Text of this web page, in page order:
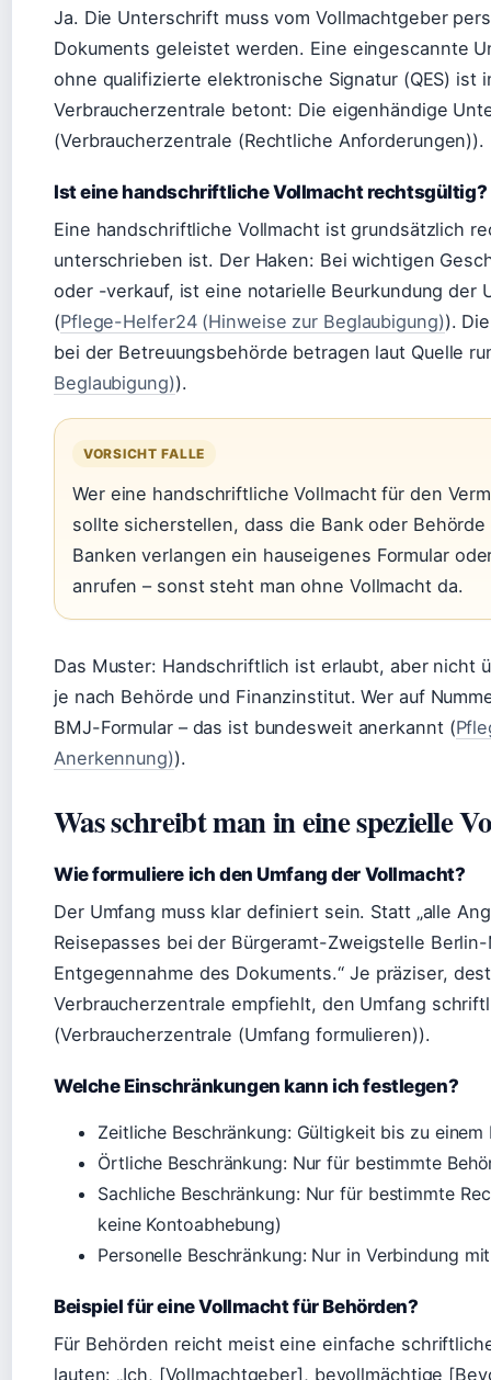
Ja. Die Unterschrift muss vom Vollmachtgeber
Dokuments geleistet werden. Eine eingescannte
ohne qualifizierte elektronische Signatur (QES) ist
Verbraucherzentrale betont: Die eigenhändige
(Verbraucherzentrale (Rechtliche Anforderungen)).
Ist eine handschriftliche Vollmacht rechtsgültig?
Eine handschriftliche Vollmacht ist grundsätzlich
unterschrieben ist. Der Haken: Bei wichtigen
oder -verkauf, ist eine notarielle Beurkundung
(Pflege-Helfer24 (Hinweise zur Beglaubigung)).
bei der Betreuungsbehörde betragen laut Quelle
Beglaubigung)).
VORSICHT FALLE
Wer eine handschriftliche Vollmacht für den
sollte sicherstellen, dass die Bank oder
Banken verlangen ein hauseigenes Formular
anrufen – sonst steht man ohne Vollmacht da.
Das Muster: Handschriftlich ist erlaubt, aber nicht
je nach Behörde und Finanzinstitut. Wer auf
BMJ-Formular – das ist bundesweit anerkannt (
Anerkennung)).
Was schreibt man in eine spezielle
Wie formuliere ich den Umfang der Vollmacht?
Der Umfang muss klar definiert sein. Statt „alle
Reisepasses bei der Bürgeramt-Zweigstelle
Entgegennahme des Dokuments.“ Je präziser,
Verbraucherzentrale empfiehlt, den Umfang
(Verbraucherzentrale (Umfang formulieren)).
Welche Einschränkungen kann ich festlegen?
Zeitliche Beschränkung: Gültigkeit bis zu
Örtliche Beschränkung: Nur für bestimmte
Sachliche Beschränkung: Nur für bestimmte
keine Kontoabhebung)
Personelle Beschränkung: Nur in Verbindung
Beispiel für eine Vollmacht für Behörden?
Für Behörden reicht meist eine einfache
lauten: „Ich, [Vollmachtgeber], bevollmächtige